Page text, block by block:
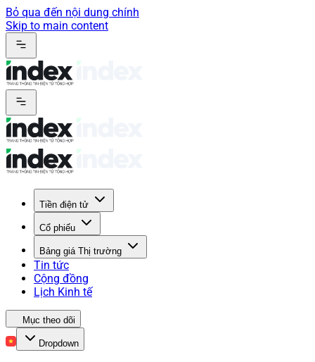
Bỏ qua đến nội dung chính
Skip to main content
Tiền điện tử
Cổ phiếu
Bảng giá Thị trường
Tin tức
Cộng đồng
Lịch Kinh tế
Mục theo dõi
Dropdown